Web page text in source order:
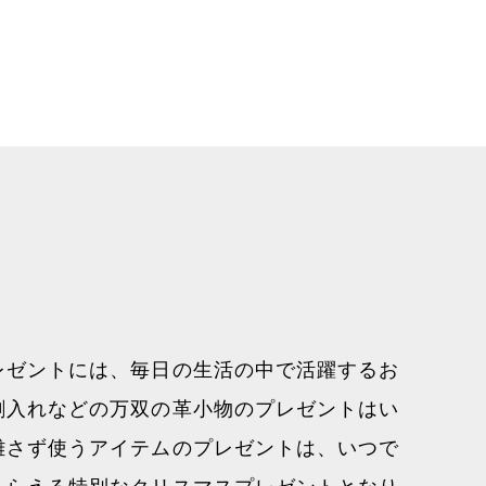
ントには、毎日の生活の中で活躍するお
れなどの万双の革小物のプレゼントはい
ず使うアイテムのプレゼントは、いつで